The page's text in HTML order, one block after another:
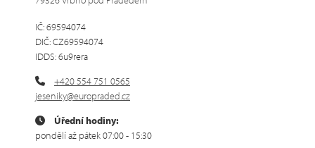
IČ: 69594074
DIČ: CZ69594074
IDDS: 6u9rera
+420 554 751 0565
jeseniky@europraded.cz
Úřední hodiny:
pondělí až pátek 07:00 - 15:30